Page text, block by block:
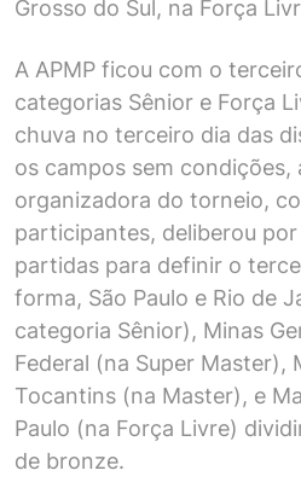
Grosso do Sul, na Força
A APMP ficou com o
categorias Sênior e Força
chuva no terceiro dia das
os campos sem condições,
organizadora do torneio,
participantes, deliberou
partidas para definir o
forma, São Paulo e Rio de
categoria Sênior), Minas
Federal (na Super Master),
Tocantins (na Master), e
Paulo (na Força Livre)
de bronze.